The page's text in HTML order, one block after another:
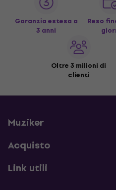
Garanzia estesa a
3 anni
Reso
Oltre 3 milioni di
clienti
Muziker
Acquisto
Link utili